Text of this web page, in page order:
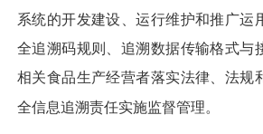
系统的开发建设、运行维护和推广运
全追溯码规则、追溯数据传输格式与
相关食品生产经营者落实法律、法规
全信息追溯责任实施监督管理。